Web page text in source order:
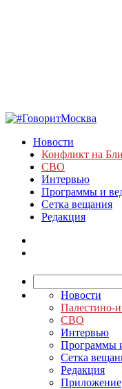
Новости
Конфликт на
СВО
Интервью
Программы и
Сетка вещания
Редакция
Новости
Палестино-
СВО
Интервью
Программы
Сетка
Редакция
Приложение